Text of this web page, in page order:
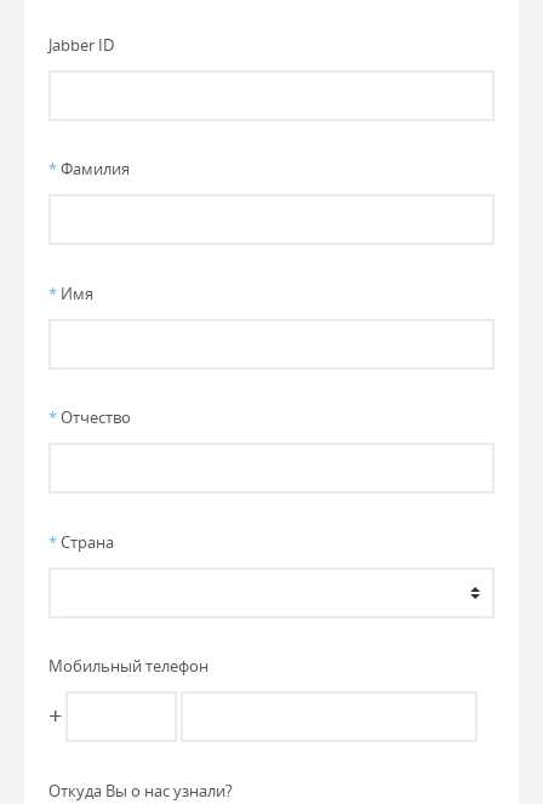
Jabber ID
*Фамилия
* Имя
*Отчество
*Страна
Мобильный телефон
+
Откуда Вы о нас узнали?